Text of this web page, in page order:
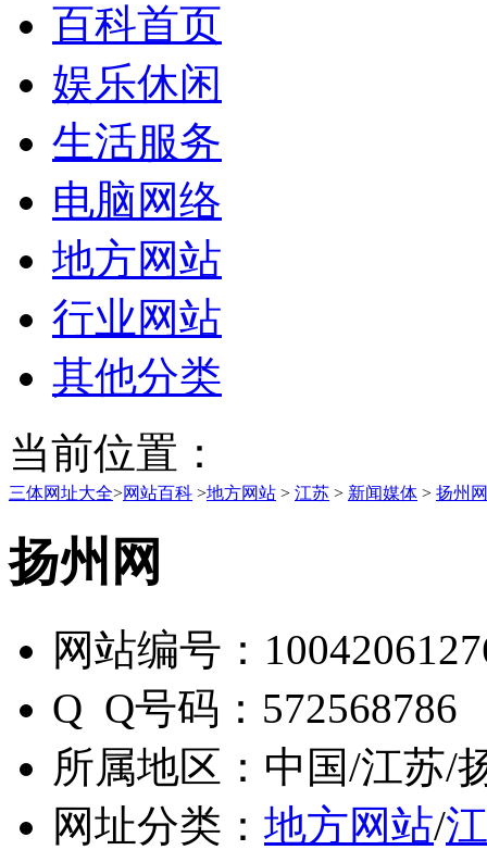
百科首页
娱乐休闲
生活服务
电脑网络
地方网站
行业网站
其他分类
当前位置：
三体网址大全>网站百科 >地方网站 > 江苏 > 新闻媒体 > 扬州网
扬州网
网站编号：
Q Q号码： 572568786
所属地区： 中国/江苏/
网址分类： 地方网站/